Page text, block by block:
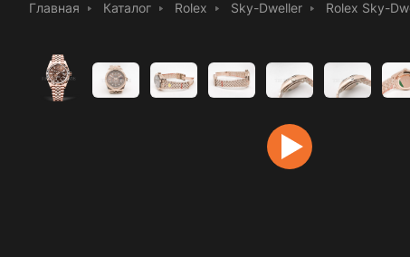
Главная Каталог Rolex Sky-Dweller Rolex Sky-